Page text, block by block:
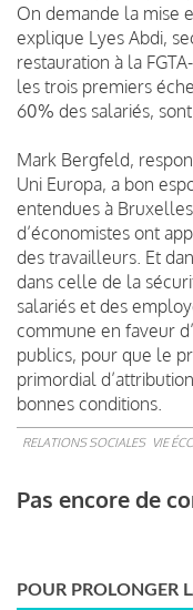
On demande la mise
explique Lyes Abdi,
restauration à la
les trois premiers
60% des salariés,
Mark Bergfeld,
Uni Europa, a bon
entendues à
d’économistes ont
des travailleurs. Et
dans celle de la
salariés et des
commune en faveur
publics, pour que le
primordial
bonnes conditions.
RELATIONS SOCIALES VIE
Pas encore de
POUR PROLONGER